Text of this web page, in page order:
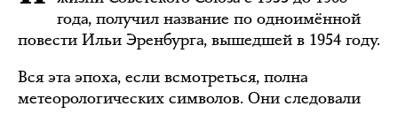
года, получил название по одноимённой
повести Ильи Эренбурга, вышедшей в 1954 году.
Вся эта эпоха, если всмотреться, полна
метеорологических символов. Они следовали